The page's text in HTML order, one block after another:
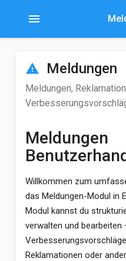
menu
report_problem Meldungen
Meldungen,
Meldungen
Willkommen zum
das Meldungen-Modul in
Modul kannst du
verwalten und bearbeiten
Reklamationen oder